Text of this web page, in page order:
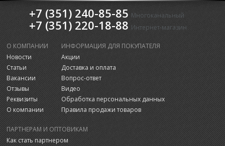
+7 (351) 240-85-85 Многоканальный
+7 (351) 220-18-88 Интернет-магазин
О КОМПАНИИ
Новости
Статьи
Вакансии
Отзывы
Реквизиты
О компании
ИНФОРМАЦИЯ ДЛЯ ПОКУПАТЕЛЯ
Акции
Доставка и оплата
Вопрос-ответ
Видео
Обработка персональных данных
Правила продажи товаров
ПАРТНЕРАМ И ОПТОВИКАМ
Как стать партнером